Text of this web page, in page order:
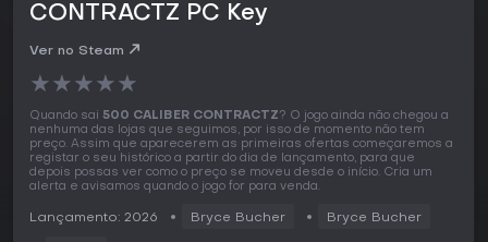
CONTRACTZ PC Key
Ver no Steam
★★★★★
Quando sai 500 CALIBER CONTRACTZ? O jogo ainda não chegou a
nenhuma das lojas que seguimos, por isso de momento não tem
preço. Assim que aparecerem as primeiras ofertas começaremos a
registar o seu histórico a partir do dia de lançamento, para que
depois possas ver como o preço se moveu desde o início. Cria um
alerta e avisamos quando o jogo for para venda.
Lançamento: 2026 Bryce Bucher Bryce Bucher